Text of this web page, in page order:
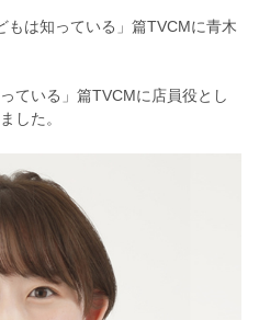
もは知っている」篇TVCMに青木
ている」篇TVCMに店員役とし
した。